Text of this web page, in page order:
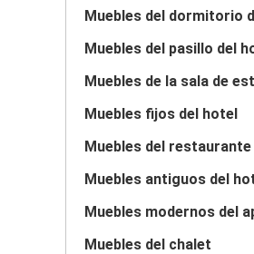
Muebles del pasillo del
Muebles fijos del hotel
Muebles del
Muebles antiguos del
Muebles del chalet